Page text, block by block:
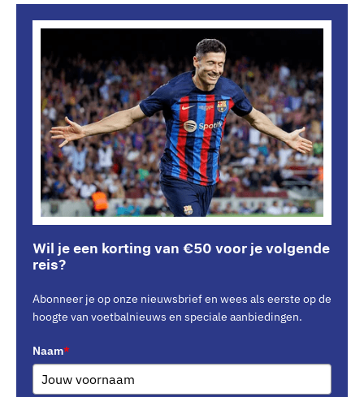
Wil je een korting van €50 voor je volgende
reis?
Abonneer je op onze nieuwsbrief en wees als eerste op de
hoogte van voetbalnieuws en speciale aanbiedingen.
Naam*